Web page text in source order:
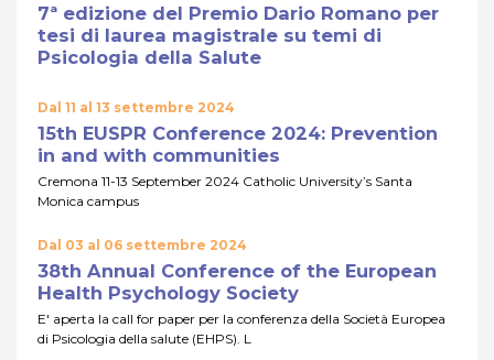
7ª edizione del Premio Dario Romano per
tesi di laurea magistrale su temi di
Psicologia della Salute
Dal 11 al 13 settembre 2024
15th EUSPR Conference 2024: Prevention
in and with communities
Cremona 11-13 September 2024 Catholic University’s Santa
Monica campus
Dal 03 al 06 settembre 2024
38th Annual Conference of the European
Health Psychology Society
E' aperta la call for paper per la conferenza della Società Europea
di Psicologia della salute (EHPS). L